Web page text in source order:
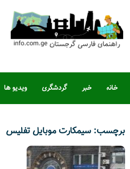
خانه خبر گردشگری ویدیو ها
برچسب: سیمکارت موبايل تفلیس